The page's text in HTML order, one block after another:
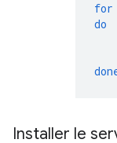
for
do
Installer le